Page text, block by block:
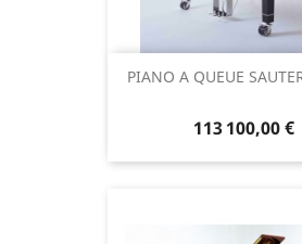
PIANO A QUEUE
113 100,00 €